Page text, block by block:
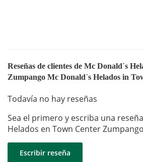
Reseñas de clientes de Mc Donald´s
Zumpango Mc Donald´s Helados in
Todavía no hay reseñas
Sea el primero y escriba una
Helados en Town Center Zumpango
Escribir reseña